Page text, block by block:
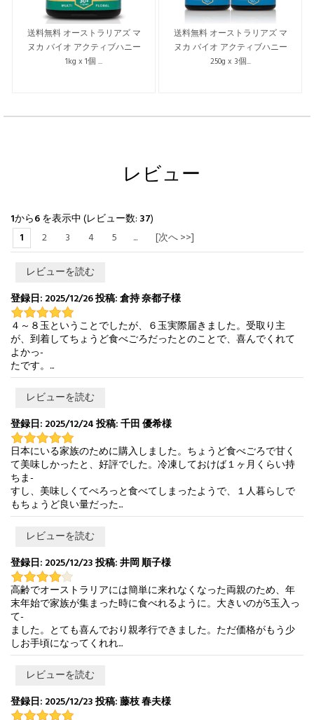
送料無料 オーストラリアズ マ
ヌカ バイオ アクティブハニー
1kg x 1個 ...
送料無料 オーストラリアズ マ
ヌカ バイオ アクティブハニー
250g x 3個...
レビュー
1から6を表示中 (レビュー数: 37)
1
2 3 4 5 ... [次へ >>]
レビューを読む
登録日: 2025/12/26 投稿: 倉持 奈都子様
４～８玉ということでしたが、６玉実際届きました。受取り主
が、到着してちょうど食べごろだったとのことで、喜んでくれて
よかっ-
たです。...
レビューを読む
登録日: 2025/12/24 投稿: 千田 優希様
日本にいる家族のために購入しました。ちょうど食べごろで甘く
て美味しかったと、好評でした。冷凍しておけば１ヶ月くらい持
ちま-
すし、美味しくてぺろっと食べてしまったようで、１人暮らしで
もちょうど良い量だった...
レビューを読む
登録日: 2025/12/23 投稿: 井岡 順子様
高齢でオーストラリアには簡単に来れなくなった両親のため、年
末年始で家族が集まった時に食べれるように。大きいのが5玉入っ
て-
ました。とても喜んでおり親孝行できました。ただ価格がもう少
しお手頃になってくれれ...
レビューを読む
登録日: 2025/12/23 投稿: 藤枝 春夫様